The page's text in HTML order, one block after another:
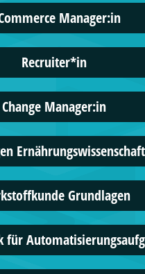
Manager:in
Recruiter*in
Change Manager:in
Grundlagen
für